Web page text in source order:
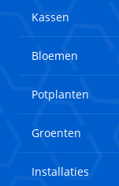
Kassen
Bloemen
Potplanten
Groenten
Installaties